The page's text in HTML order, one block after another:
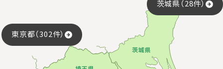
茨城県（28件）
東京都（302件）